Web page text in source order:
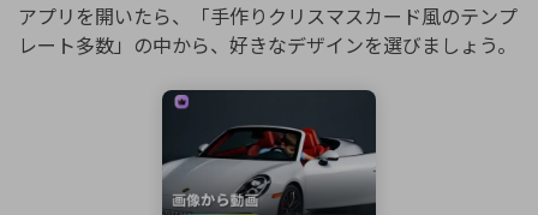
アプリを開いたら、「手作りクリスマスカード風のテンプ
レート多数」の中から、好きなデザインを選びましょう。